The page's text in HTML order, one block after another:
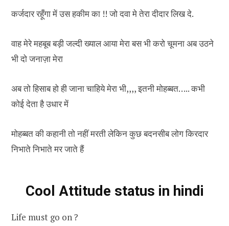
कर्जदार रहूँगा में उस हकीम का !! जो दवा मे तेरा दीदार लिख दे.
वाह मेरे महबूब बड़ी जल्दी ख्याल आया मेरा बस भी करो चूमना अब उठने
भी दो जनाज़ा मेरा
अब तो हिसाब हो ही जाना चाहिये मेरा भी,,,, इतनी मोहब्बत….. कभी
कोई देता है उधार में
मोहब्बत की कहानी तो नहीं मरती लेकिन कुछ बदनसीब लोग किरदार
निभाते निभाते मर जाते हैं
Cool Attitude status in hindi
Life must go on ?